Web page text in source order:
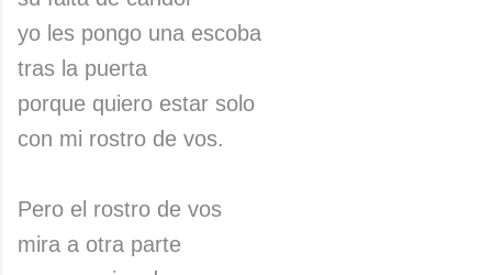
yo les pongo una escoba
tras la puerta
porque quiero estar solo
con mi rostro de vos.
Pero el rostro de vos
mira a otra parte